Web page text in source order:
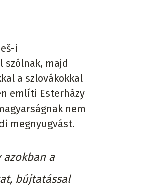
i
szólnak, majd
a szlovákokkal
említi Esterházy
nem
megnyugvást.
a
bújtatással